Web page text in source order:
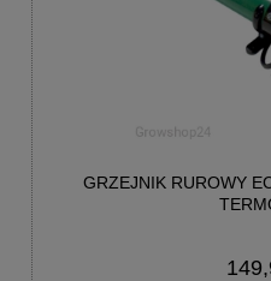
GRZEJNIK RUROWY